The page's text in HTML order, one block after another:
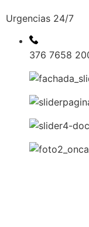
Urgencias 24/7
376 7658